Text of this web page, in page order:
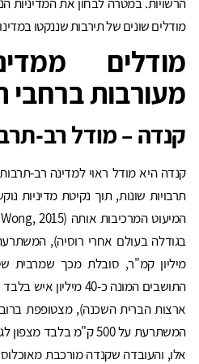
מודלים שונים של תירבות שננקטו
מודלים
מעורבות ברחבי
קנדה – מודל רב-
קנדה היא מודל ראוי למדינה רב-
תרבויות שונות, תוך נקיטת מדיניות
מיליון קמ"ר, סובלת מכך שמרבית
ארצות הברית השכנה), מצטופפת
המשתרעת על 500 ק"מ
אלו, והעובדה שקנדה מורכבת